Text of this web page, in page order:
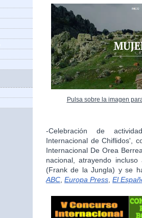
Pulsa sobre la imagen
-Celebración de
Internacional de Chiflidos',
Internacional De Orea
nacional, atrayendo
(Frank de la Jungla) y se
ABC, Europa Press, El